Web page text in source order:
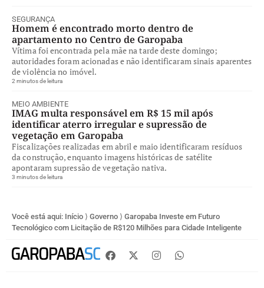
SEGURANÇA
Homem é encontrado morto dentro de
apartamento no Centro de Garopaba
Vítima foi encontrada pela mãe na tarde deste domingo;
autoridades foram acionadas e não identificaram sinais aparentes
de violência no imóvel.
2 minutos de leitura
MEIO AMBIENTE
IMAG multa responsável em R$ 15 mil após
identificar aterro irregular e supressão de
vegetação em Garopaba
Fiscalizações realizadas em abril e maio identificaram resíduos
da construção, enquanto imagens históricas de satélite
apontaram supressão de vegetação nativa.
3 minutos de leitura
Você está aqui: Início ⟩ Governo ⟩ Garopaba Investe em Futuro
Tecnológico com Licitação de R$120 Milhões para Cidade Inteligente